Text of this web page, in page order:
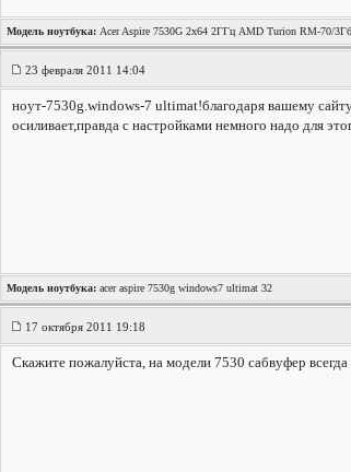
Модель ноутбука:Acer Aspire 7530G 2х64 2ГГц AMD Turion RM-70/
23 февраля 2011 14:04
ноут-7530g.windows-7 ultimat!благодаря вашему
осиливает,правда с настройками немного надо для
Модель ноутбука:acer aspire 7530g windows7 ultimat 32
17 октября 2011 19:18
Скажите пожалуйста, на модели 7530 сабвуфер